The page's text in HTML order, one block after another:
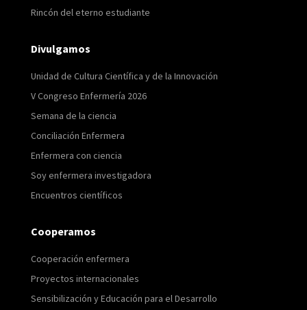
Rincón del eterno estudiante
Divulgamos
Unidad de Cultura Científica y de la Innovación
V Congreso Enfermería 2026
Semana de la ciencia
Conciliación Enfermera
Enfermera con ciencia
Soy enfermera investigadora
Encuentros científicos
Cooperamos
Cooperación enfermera
Proyectos internacionales
Sensibilización y Educación para el Desarrollo